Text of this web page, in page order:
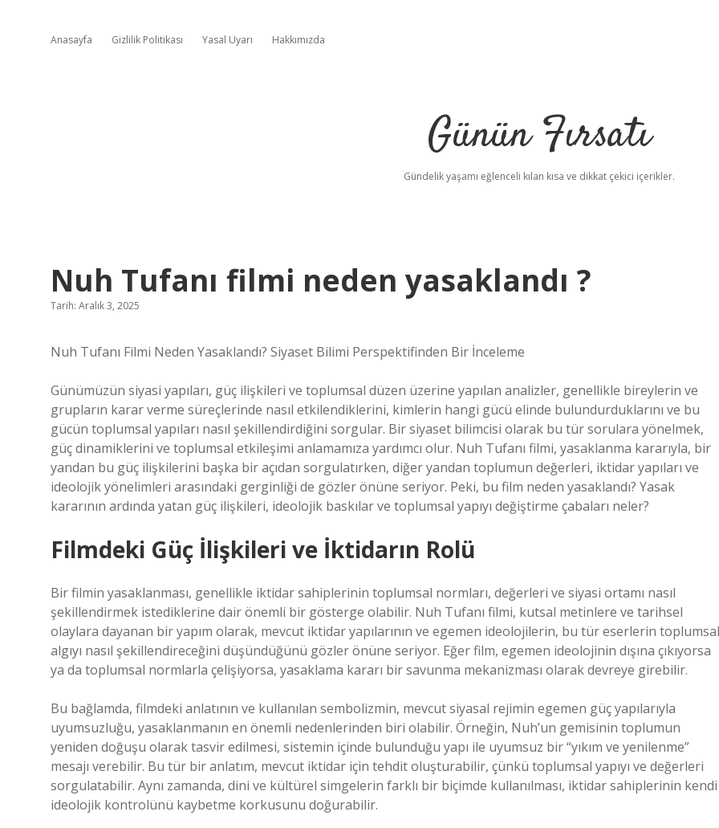
Anasayfa Gizlilik Politikası Yasal Uyarı Hakkımızda
Günün Fırsatı
Gündelik yaşamı eğlenceli kılan kısa ve dikkat çekici içerikler.
Nuh Tufanı filmi neden yasaklandı ?
Tarih: Aralık 3, 2025
Nuh Tufanı Filmi Neden Yasaklandı? Siyaset Bilimi Perspektifinden Bir İnceleme
Günümüzün siyasi yapıları, güç ilişkileri ve toplumsal düzen üzerine yapılan analizler, genellikle bireylerin ve
grupların karar verme süreçlerinde nasıl etkilendiklerini, kimlerin hangi gücü elinde bulundurduklarını ve bu
gücün toplumsal yapıları nasıl şekillendirdiğini sorgular. Bir siyaset bilimcisi olarak bu tür sorulara yönelmek,
güç dinamiklerini ve toplumsal etkileşimi anlamamıza yardımcı olur. Nuh Tufanı filmi, yasaklanma kararıyla, bir
yandan bu güç ilişkilerini başka bir açıdan sorgulatırken, diğer yandan toplumun değerleri, iktidar yapıları ve
ideolojik yönelimleri arasındaki gerginliği de gözler önüne seriyor. Peki, bu film neden yasaklandı? Yasak
kararının ardında yatan güç ilişkileri, ideolojik baskılar ve toplumsal yapıyı değiştirme çabaları neler?
Filmdeki Güç İlişkileri ve İktidarın Rolü
Bir filmin yasaklanması, genellikle iktidar sahiplerinin toplumsal normları, değerleri ve siyasi ortamı nasıl
şekillendirmek istediklerine dair önemli bir gösterge olabilir. Nuh Tufanı filmi, kutsal metinlere ve tarihsel
olaylara dayanan bir yapım olarak, mevcut iktidar yapılarının ve egemen ideolojilerin, bu tür eserlerin toplumsal
algıyı nasıl şekillendireceğini düşündüğünü gözler önüne seriyor. Eğer film, egemen ideolojinin dışına çıkıyorsa
ya da toplumsal normlarla çelişiyorsa, yasaklama kararı bir savunma mekanizması olarak devreye girebilir.
Bu bağlamda, filmdeki anlatının ve kullanılan sembolizmin, mevcut siyasal rejimin egemen güç yapılarıyla
uyumsuzluğu, yasaklanmanın en önemli nedenlerinden biri olabilir. Örneğin, Nuh’un gemisinin toplumun
yeniden doğuşu olarak tasvir edilmesi, sistemin içinde bulunduğu yapı ile uyumsuz bir “yıkım ve yenilenme”
mesajı verebilir. Bu tür bir anlatım, mevcut iktidar için tehdit oluşturabilir, çünkü toplumsal yapıyı ve değerleri
sorgulatabilir. Aynı zamanda, dini ve kültürel simgelerin farklı bir biçimde kullanılması, iktidar sahiplerinin kendi
ideolojik kontrolünü kaybetme korkusunu doğurabilir.